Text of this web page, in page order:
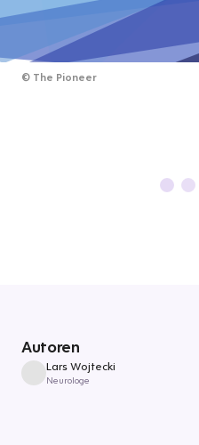
© The Pioneer
Autoren
Lars Wojtecki
Neurologe